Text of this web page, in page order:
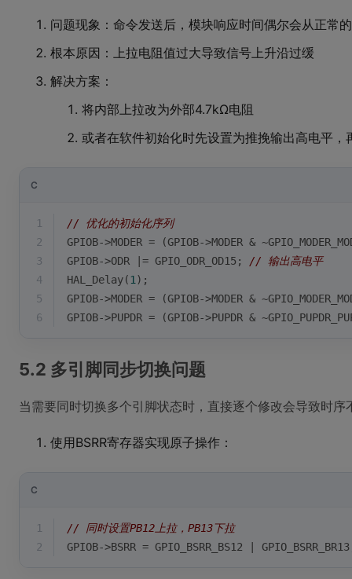
问题现象：命令发送后，模块响应时间偶尔会从正常
根本原因：上拉电阻值过大导致信号上升沿过缓
解决方案：
将内部上拉改为外部4.7kΩ电阻
或者在软件初始化时先设置为推挽输出高电平，
C
1
// 优化的初始化序列
2
GPIOB->MODER = (GPIOB->MODER &
3
GPIOB->ODR |= GPIO_ODR_OD15; // 输出高电平
4
HAL_Delay(1 );
5
GPIOB->MODER = (GPIOB->MODER &
6
GPIOB->PUPDR = (GPIOB->PUPDR &
5.2 多引脚同步切换问题
当需要同时切换多个引脚状态时，直接逐个修改会导致时
使用BSRR寄存器实现原子操作：
C
1
// 同时设置PB12上拉，PB13下拉
2
GPIOB->BSRR = GPIO_BSRR_BS12 |